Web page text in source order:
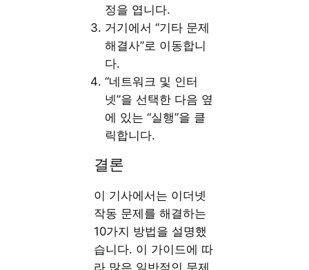
정을 엽니다.
거기에서 “기타 문제
해결사”로 이동합니
다.
“네트워크 및 인터
넷”을 선택한 다음 옆
에 있는 “실행”을 클
릭합니다.
결론
이 기사에서는 이더넷
작동 문제를 해결하는
10가지 방법을 설명했
습니다. 이 가이드에 따